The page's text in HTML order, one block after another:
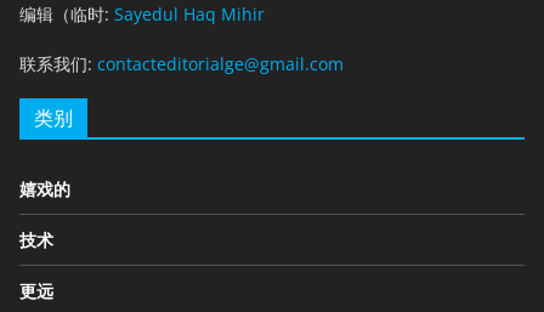
编辑（临时: Sayedul Haq Mihir
联系我们: contacteditorialge@gmail.com
类别
嬉戏的
技术
更远